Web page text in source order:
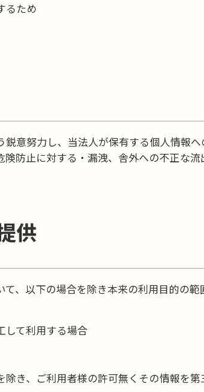
るため
意努力し、当法人が保有する個人情報
防止に対する・漏洩、舎外への不正な流
供
、以下の場合を除き本来の利用目的の範
して利用する場合
き、ご利用者様の許可無くその情報を第